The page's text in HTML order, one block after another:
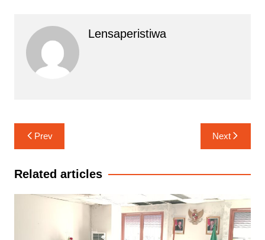
Lensaperistiwa
Navigasi
pos
Prev Next
Related articles